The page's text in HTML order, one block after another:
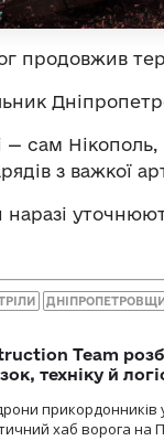
продовжив
— сам
з важкої
наразі
Team
техніку й
прикордонників
хаб ворога на